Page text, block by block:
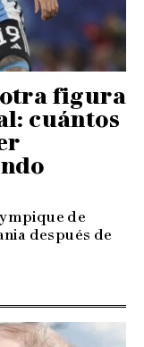
figura
cuántos
de
después de